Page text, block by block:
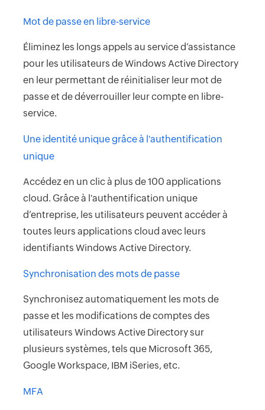
Mot de passe en libre-service
Éliminez les longs appels au service d’assistance
pour les utilisateurs de Windows Active Directory
en leur permettant de réinitialiser leur mot de
passe et de déverrouiller leur compte en libre-
service.
Une identité unique grâce à l'authentification
unique
Accédez en un clic à plus de 100 applications
cloud. Grâce à l'authentification unique
d’entreprise, les utilisateurs peuvent accéder à
toutes leurs applications cloud avec leurs
identifiants Windows Active Directory.
Synchronisation des mots de passe
Synchronisez automatiquement les mots de
passe et les modifications de comptes des
utilisateurs Windows Active Directory sur
plusieurs systèmes, tels que Microsoft 365,
Google Workspace, IBM iSeries, etc.
MFA